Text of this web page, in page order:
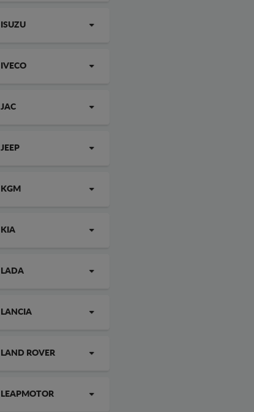
ISUZU
IVECO
JAC
JEEP
KGM
KIA
LADA
LANCIA
LAND ROVER
LEAPMOTOR